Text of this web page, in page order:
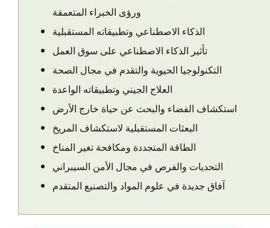
Check in / Check Out
Usage Guide
ورؤى الخبراء المتعمقة
الذكاء الاصطناعي وتطبيقاته المستقبلية
تأثير الذكاء الاصطناعي على سوق العمل
التكنولوجيا الحيوية والتقدم في مجال الصحة
العلاج الجيني وتطبيقاته الواعدة
استكشاف الفضاء والبحث عن حياة خارج الأرض
البعثات المستقبلية لاستكشاف المريخ
الطاقة المتجددة ومكافحة تغير المناخ
التحديات والفرص في مجال الأمن السيبراني
آفاق جديدة في علوم المواد والتصنيع المتقدم